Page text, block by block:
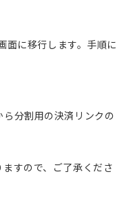
に移行します。手順に
分割用の決済リンクの
すので、ご了承くださ